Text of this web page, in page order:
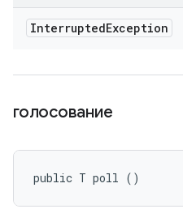
InterruptedException
голосование
public T poll ()